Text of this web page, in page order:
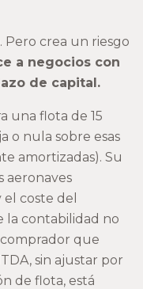
Pero crea un riesgo
a negocios con
de capital.
una flota de 15
o nula sobre esas
amortizadas). Su
aeronaves
coste del
la contabilidad no
que
sin ajustar por
de flota, está